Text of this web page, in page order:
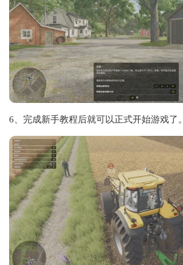
6、完成新手教程后就可以正式开始游戏了。